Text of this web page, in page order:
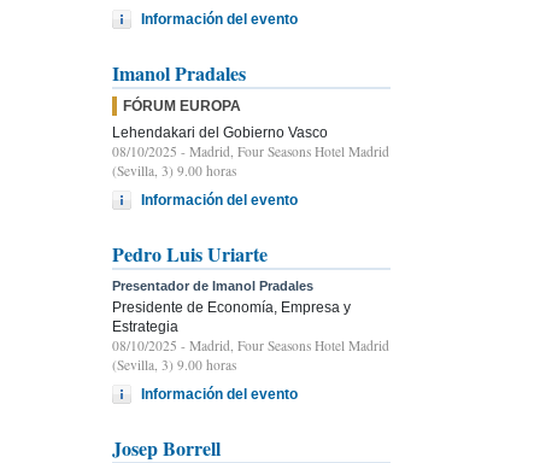
Información del evento
Imanol Pradales
FÓRUM EUROPA
Lehendakari del Gobierno Vasco
08/10/2025 - Madrid, Four Seasons Hotel Madrid
(Sevilla, 3) 9.00 horas
Información del evento
Pedro Luis Uriarte
Presentador de Imanol Pradales
Presidente de Economía, Empresa y
Estrategia
08/10/2025 - Madrid, Four Seasons Hotel Madrid
(Sevilla, 3) 9.00 horas
Información del evento
Josep Borrell